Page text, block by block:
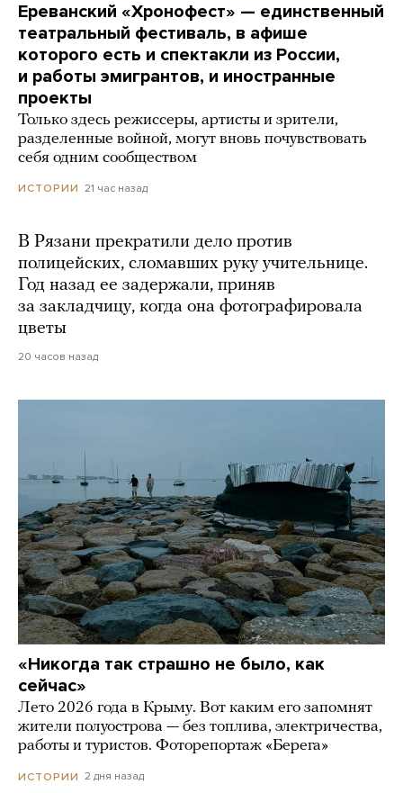
Ереванский «Хронофест» — единственный
театральный фестиваль, в афише
которого есть и спектакли из России,
и работы эмигрантов, и иностранные
проекты
Только здесь режиссеры, артисты и зрители,
разделенные войной, могут вновь почувствовать
себя одним сообществом
ИСТОРИИ 21 час назад
В Рязани прекратили дело против
полицейских, сломавших руку учительнице.
Год назад ее задержали, приняв
за закладчицу, когда она фотографировала
цветы
20 часов назад
«Никогда так страшно не было, как
сейчас»
Лето 2026 года в Крыму. Вот каким его запомнят
жители полуострова — без топлива, электричества,
работы и туристов. Фоторепортаж «Берега»
ИСТОРИИ 2 дня назад